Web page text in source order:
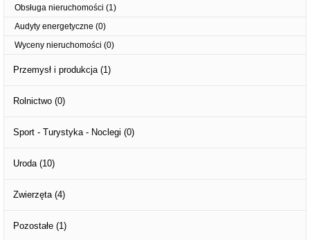
Obsługa nieruchomości (1)
Audyty energetyczne (0)
Wyceny nieruchomości (0)
Przemysł i produkcja (1)
Rolnictwo (0)
Sport - Turystyka - Noclegi (0)
Uroda (10)
Zwierzęta (4)
Pozostałe (1)